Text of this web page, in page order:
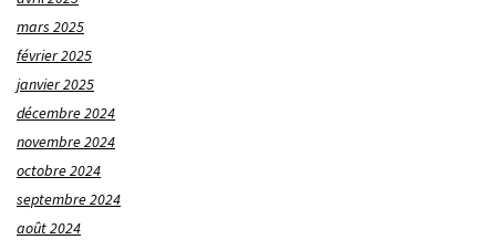
mars 2025
février 2025
janvier 2025
décembre 2024
novembre 2024
octobre 2024
septembre 2024
août 2024